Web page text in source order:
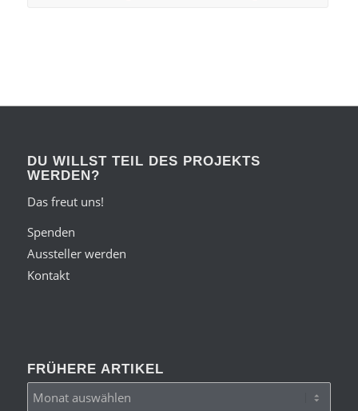
DU WILLST TEIL DES PROJEKTS
WERDEN?
Das freut uns!
Spenden
Aussteller werden
Kontakt
FRÜHERE ARTIKEL